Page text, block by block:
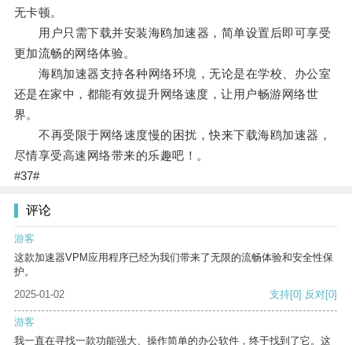
无卡顿。
用户只需下载并安装海鸥加速器，简单设置后即可享受
更加流畅的网络体验。
海鸥加速器支持各种网络环境，无论是在学校、办公室
还是在家中，都能有效提升网络速度，让用户畅游网络世
界。
不再受限于网络速度慢的困扰，快来下载海鸥加速器，
尽情享受高速网络带来的乐趣吧！。
#37#
评论
游客
这款加速器VPM应用程序已经为我们带来了无限的流畅体验和安全性保
护。
2025-01-02
支持[0] 反对[0]
游客
我一直在寻找一款功能强大、操作简单的办公软件，终于找到了它。这